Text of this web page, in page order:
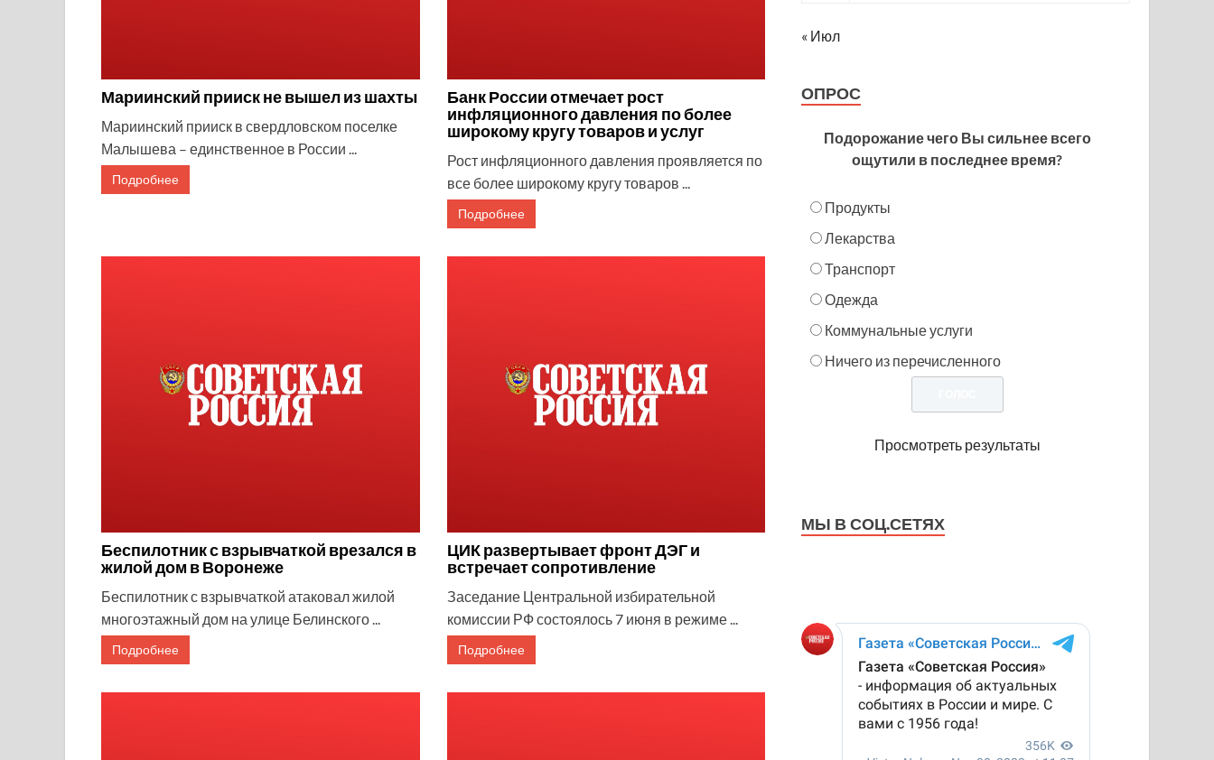
Мариинский прииск не вышел из шахты
Мариинский прииск в свердловском поселке
Малышева – единственное в России ...
Подробнее
Банк России отмечает рост
инфляционного давления по более
широкому кругу товаров и услуг
Рост инфляционного давления проявляется по
все более широкому кругу товаров ...
Подробнее
Беспилотник с взрывчаткой врезался в
жилой дом в Воронеже
Беспилотник с взрывчаткой атаковал жилой
многоэтажный дом на улице Белинского ...
Подробнее
ЦИК развертывает фронт ДЭГ и
встречает сопротивление
Заседание Центральной избирательной
комиссии РФ состоялось 7 июня в режиме ...
Подробнее
« Июл
ОПРОС
Подорожание чего Вы сильнее всего
ощутили в последнее время?
Продукты
Лекарства
Транспорт
Одежда
Коммунальные услуги
Ничего из перечисленного
Просмотреть результаты
МЫ В СОЦ.СЕТЯХ